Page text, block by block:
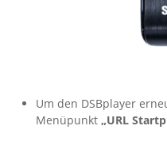
Um den DSBplayer
Menüpunkt „URL